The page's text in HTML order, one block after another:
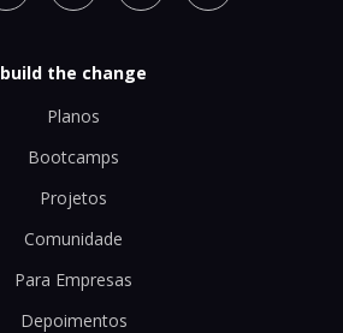
build the change
Planos
Bootcamps
Projetos
Comunidade
Para Empresas
Depoimentos